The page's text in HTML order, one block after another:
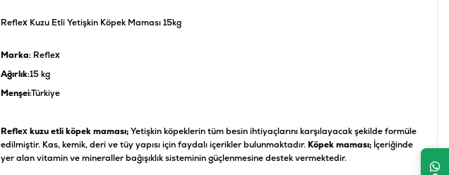
Reflex Kuzu Etli Yetişkin Köpek Maması 15kg
Marka: Reflex
Ağırlık:15 kg
Menşei:Türkiye
Reflex kuzu etli köpek maması;Yetişkin köpeklerin tüm besin ihtiyaçlarını karşılayacak şekilde formüle
edilmiştir. Kas, kemik, deri ve tüy yapısı için faydalı içerikler bulunmaktadır. Köpek maması;İçeriğinde
yer alan vitamin ve mineraller bağışıklık sisteminin güçlenmesine destek vermektedir.